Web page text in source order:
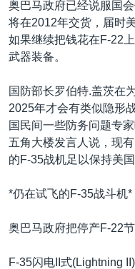
奥巴马政府已经说服国
将在2012年交货，届时
如果继续把钱花在F-22
武器装备。
国防部长罗伯特.盖茨在
2025年才会有类似隐形
国民间一些防务问题专
五角大楼发言人说，现
的F-35战机足以保持美国
*仍在试飞的F-35战斗机*
奥巴马政府把停产F-22
F-35闪电II式(Lightning